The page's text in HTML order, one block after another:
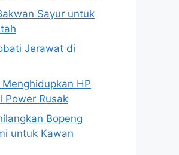
Sayur untuk
Jerawat di
HP
Power Rusak
Bopeng
untuk Kawan